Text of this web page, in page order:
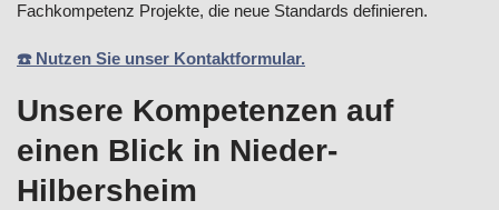
Fachkompetenz Projekte, die neue Standards definieren.
☎️ Nutzen Sie unser Kontaktformular.
Unsere Kompetenzen auf
einen Blick in Nieder-
Hilbersheim